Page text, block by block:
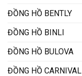
ĐỒNG HỒ BENTLY
ĐỒNG HỒ BINLI
ĐỒNG HỒ BULOVA
ĐỒNG HỒ CARNIVAL